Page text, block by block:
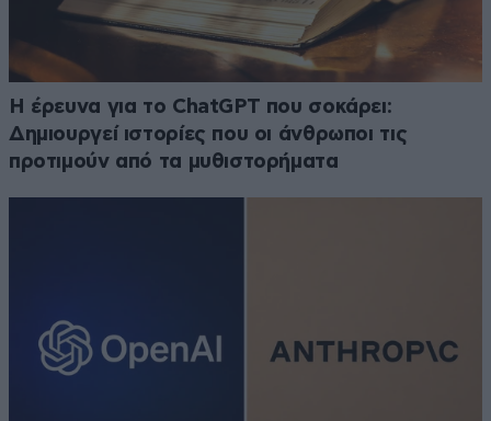
H έρευνα για το ChatGPT που σοκάρει:
Δημιουργεί ιστορίες που οι άνθρωποι τις
προτιμούν από τα μυθιστορήματα